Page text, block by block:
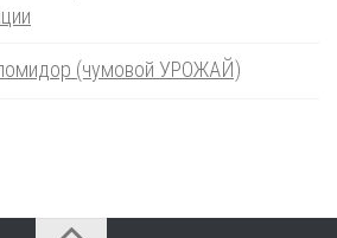
(чумовой УРОЖАЙ)